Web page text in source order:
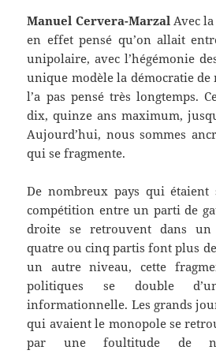
Manuel Cervera-Marzal Avec
en effet pensé qu’on allait
unipolaire, avec l’hégémonie
unique modèle la démocratie de
l’a pas pensé très longtemps.
dix, quinze ans maximum,
Aujourd’hui, nous sommes
qui se fragmente.
De nombreux pays qui
compétition entre un parti de
droite se retrouvent dans un
quatre ou cinq partis font plus de
un autre niveau, cette
politiques se double
informationnelle. Les grands
qui avaient le monopole se
par une foultitude de